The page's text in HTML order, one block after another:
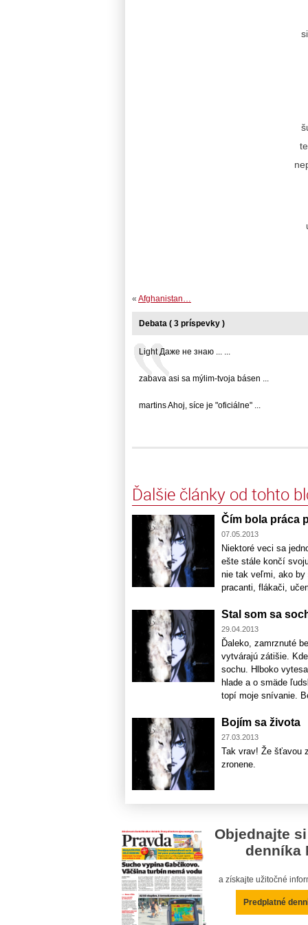
« Afghanistan…
Debata ( 3 príspevky )
Light Даже не знаю ... ...
zabava asi sa mýlim-tvoja básen ...
martins Ahoj, síce je "oficiálne" ...
Ďalšie články od tohto
Čím bola práca
07.05.2013
Niektoré veci sa
ešte stále končí
nie tak veľmi, ako by
pracanti, flákači,
Stal som sa
29.04.2013
Ďaleko, zamrznuté
vytvárajú zátišie.
sochu. Hlboko
hlade a o smäde
topí moje snívanie.
Bojím sa života
27.03.2013
Tak vrav! Že šťavou
zronene.
Objednajte
denníka
a získajte užitočné
Predplatné